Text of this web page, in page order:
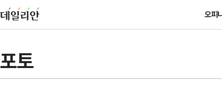
오피
포토